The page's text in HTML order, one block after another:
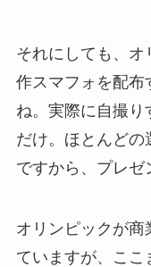
それにしても、
作スマフォを配布
ね。実際に自撮
だけ。ほとんどの
ですから、プレゼ
オリンピックが商
ていますが、ここ